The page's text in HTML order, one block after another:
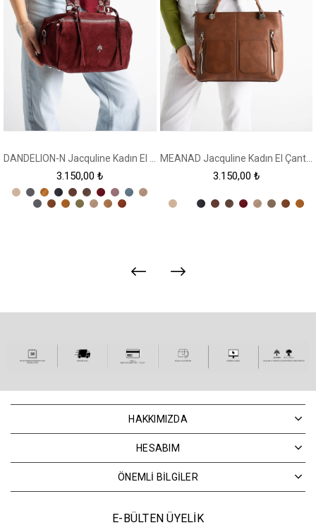
3.150,00 ₺
MEANAD Jacquline Kadın El Çantası
3.150,00 ₺
HAKKIMIZDA
HESABIM
ÖNEMLİ BİLGİLER
E-BÜLTEN ÜYELİK